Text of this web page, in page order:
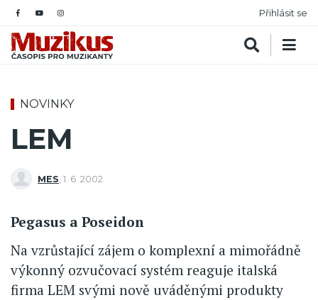
Přihlásit se
NOVINKY
LEM
MES 1. 6. 2002
Pegasus a Poseidon
Na vzrůstající zájem o komplexní a mimořádně
výkonný ozvučovací systém reaguje italská
firma LEM svými nově uváděnými produkty